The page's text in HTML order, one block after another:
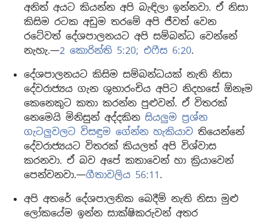
අනිත් අයට කියන්න අපි බැඳිලා ඉන්නවා. ඒ නිසා
කිසිම රටක අඩුම තරමේ අපි ජීවත් වෙන
රටේවත් දේශපාලනයට අපි සම්බන්ධ වෙන්නේ
නැහැ.—2 කොරින්ති 5:20; එෆීස 6:20.
දේශපාලනයට කිසිම සම්බන්ධයක් නැති නිසා
දේවරාජ්‍යය ගැන ශුභාරංචිය අපිට නිදහසේ ඕනෑම
කෙනෙකුට කතා කරන්න පුළුවන්. ඒ විතරක්
නෙමෙයි මිනිසුන් අද්දකින සියලුම ප්‍රශ්න
ගැටලුවලට විසඳුම ගේන්න හැකියාව තියෙන්නේ
දේවරාජ්‍යයට විතරක් කියලත් අපි විශ්වාස
කරනවා. ඒ බව අපේ කතාවෙන් හා ක්‍රියාවෙන්
පෙන්වනවා.—ගීතාවලිය 56:11.
අපි අතරේ දේශපාලනික බෙදීම් නැති නිසා මුළු
ලෝකයේම ඉන්න සාක්ෂිකරුවන් අතර